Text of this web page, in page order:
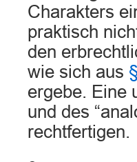
Charakters
praktisch
den
wie sich aus
ergebe. Eine
und des
rechtfertigen.